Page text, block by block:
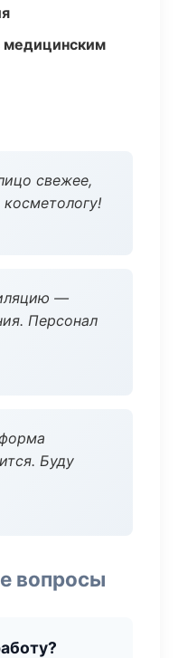
медицинским
свежее,
—
Персонал
Буду
вопросы